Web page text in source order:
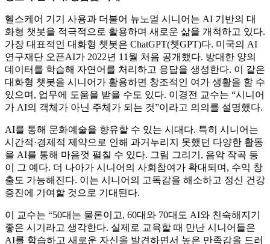
헬스케어 기기 사용과 더불어 뉴노멀 시니어는 AI 기반의 대
화형 챗봇을 적극적으로 활용하며 새로운 삶을 개척하고 있다.
가장 대표적인 대화형 챗봇은 ChatGPT(챗GPT)다. 미국의 AI
연구재단 오픈AI가 2022년 11월 처음 공개했다. 방대한 양의
데이터를 학습해 자연어를 처리하고 응답을 생성한다. 이 같은
대화형 챗봇을 시니어가 활용하면 창조적인 여가 생활을 할 수
있으며, 업무에 도움을 받을 수도 있다. 이경전 교수는 “시니어
가 AI의 객체가 아닌 주체가 되는 것”이라고 의의를 설명했다.
AI를 통해 문화예술을 향유할 수 있는 시대다. 특히 시니어는
시간적·경제적 제약으로 인해 과거누리지 못했던 다양한 활동
을 AI를 통해 마음껏 펼칠 수 있다. 그림 그리기, 음악 작곡 등
이 그 예다. 더 나아가 시니어의 사회참여가 확대되며, 수익 창
출도 가능해진다. 이는 시니어의 고독감을 해소하고 정신 건강
증진에 기여할 것으로 기대된다.
이 교수는 “50대는 물론이고, 60대와 70대도 AI와 친숙해지기
좋은 시기라고 생각한다. 실제로 교육할 때 만난 시니어들은
AI를 학습하고 새로운 자신을 발견하면서 높은 만족감을 드러